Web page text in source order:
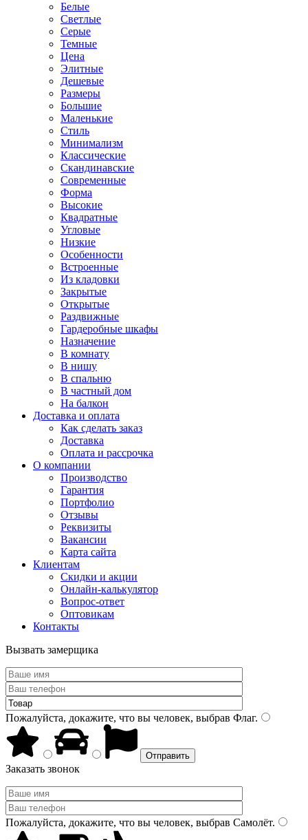
Белые
Светлые
Серые
Темные
Цена
Элитные
Дешевые
Размеры
Большие
Маленькие
Стиль
Минимализм
Классические
Скандинавские
Современные
Форма
Высокие
Квадратные
Угловые
Низкие
Особенности
Встроенные
Из кладовки
Закрытые
Открытые
Раздвижные
Гардеробные шкафы
Назначение
В комнату
В нишу
В спальню
В частный дом
На балкон
Доставка и оплата
Как сделать заказ
Доставка
Оплата и рассрочка
О компании
Производство
Гарантия
Портфолио
Отзывы
Реквизиты
Вакансии
Карта сайта
Клиентам
Скидки и акции
Онлайн-калькулятор
Вопрос-ответ
Оптовикам
Контакты
Вызвать замерщика
Пожалуйста, докажите, что вы человек, выбрав Флаг.
Заказать звонок
Пожалуйста, докажите, что вы человек, выбрав Самолёт.